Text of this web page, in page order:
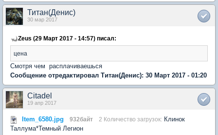
Титан(Денис)
30 мар 2017
Zeus (29 Март 2017 - 14:57) писал:
цена
Смотря чем расплачиваешься
Сообщение отредактировал Титан(Денис): 30 Март 2017 - 01:20
Citadel
19 апр 2017
Item_6580.jpg 932байт 2 Количество загрузок: Клинок
Таллума*Темный Легион